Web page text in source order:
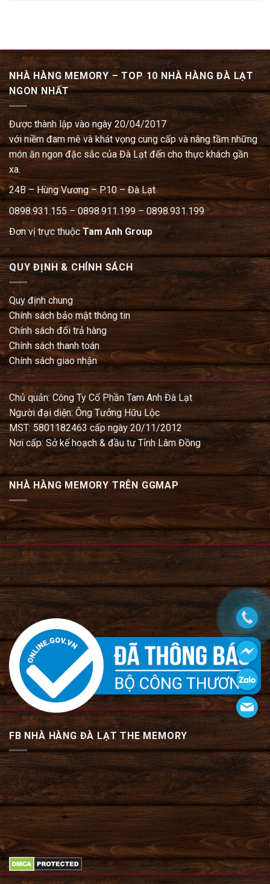
NHÀ HÀNG MEMORY – TOP 10 NHÀ HÀNG ĐÀ LẠT
NGON NHẤT
Được thành lập vào ngày 20/04/2017
với niềm đam mê và khát vọng cung cấp và nâng tầm những
món ăn ngon đặc sắc của Đà Lạt đến cho thực khách gần
xa.
24B – Hùng Vương – P.10 – Đà Lạt
0898.931.155 – 0898.911.199 – 0898.931.199
Đơn vị trực thuộcTam Anh Group
QUY ĐỊNH & CHÍNH SÁCH
Quy định chung
Chính sách bảo mật thông tin
Chính sách đổi trả hàng
Chính sách thanh toán
Chính sách giao nhận
Chủ quản: Công Ty Cổ Phần Tam Anh Đà Lạt
Người đại diện: Ông Tưởng Hữu Lộc
MST: 5801182463 cấp ngày 20/11/2012
Nơi cấp: Sở kế hoạch & đầu tư Tỉnh Lâm Đồng
NHÀ HÀNG MEMORY TRÊN GGMAP
FB NHÀ HÀNG ĐÀ LẠT THE MEMORY